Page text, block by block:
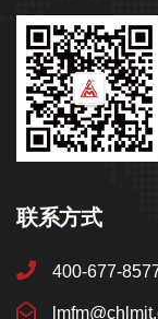
联系方式
400-677-